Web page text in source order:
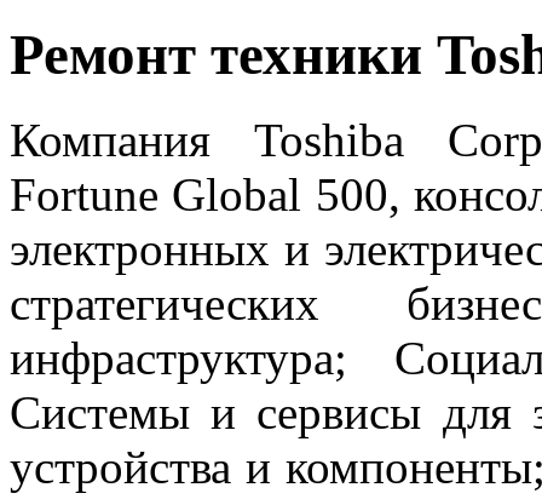
Ремонт техники
Компания Toshiba
Fortune Global 500,
электронных и
стратегических
инфраструктура;
Системы и сервисы для
устройства и